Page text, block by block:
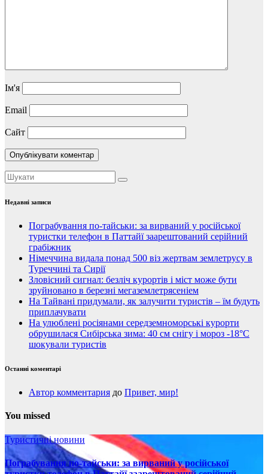
Ім'я
Email
Сайт
Недавні записи
Пограбування по-тайськи: за вирваний у російської
туристки телефон в Паттайї заарештований серійний
грабіжник
Німеччина видала понад 500 віз жертвам землетрусу в
Туреччині та Сирії
Зловісний сигнал: безліч курортів і міст може бути
зруйновано в березні мегаземлетрясеніем
На Тайвані придумали, як залучити туристів – їм будуть
приплачувати
На улюблені росіянами середземноморські курорти
обрушилася Сибірська зима: 40 см снігу і мороз -18°C
шокували туристів
Останні коментарі
Автор комментария до Привет, мир!
You missed
Туристичні новини
Пограбування по-тайськи: за вирваний у російської